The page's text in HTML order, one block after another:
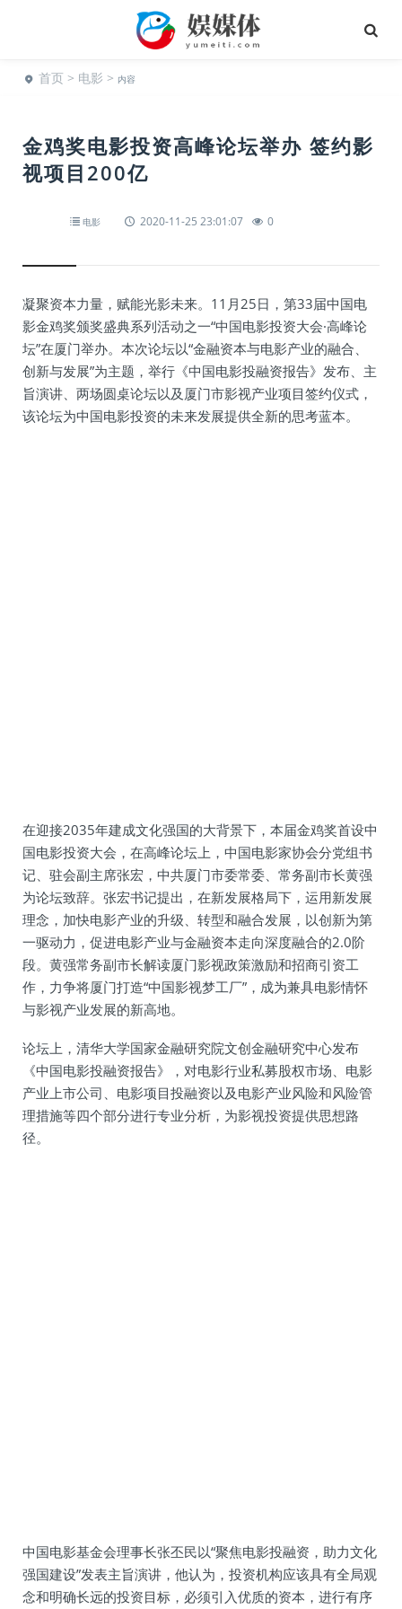
首页 > 电影 > 内容
金鸡奖电影投资高峰论坛举办 签约影
视项目200亿
电影 2020-11-25 23:01:07 0
凝聚资本力量，赋能光影未来。11月25日，第33届中国电
影金鸡奖颁奖盛典系列活动之一“中国电影投资大会·高峰论
坛”在厦门举办。本次论坛以“金融资本与电影产业的融合、
创新与发展”为主题，举行《中国电影投融资报告》发布、主
旨演讲、两场圆桌论坛以及厦门市影视产业项目签约仪式，
该论坛为中国电影投资的未来发展提供全新的思考蓝本。
在迎接2035年建成文化强国的大背景下，本届金鸡奖首设中
国电影投资大会，在高峰论坛上，中国电影家协会分党组书
记、驻会副主席张宏，中共厦门市委常委、常务副市长黄强
为论坛致辞。张宏书记提出，在新发展格局下，运用新发展
理念，加快电影产业的升级、转型和融合发展，以创新为第
一驱动力，促进电影产业与金融资本走向深度融合的2.0阶
段。黄强常务副市长解读厦门影视政策激励和招商引资工
作，力争将厦门打造“中国影视梦工厂”，成为兼具电影情怀
与影视产业发展的新高地。
论坛上，清华大学国家金融研究院文创金融研究中心发布
《中国电影投融资报告》，对电影行业私募股权市场、电影
产业上市公司、电影项目投融资以及电影产业风险和风险管
理措施等四个部分进行专业分析，为影视投资提供思想路
径。
中国电影基金会理事长张丕民以“聚焦电影投融资，助力文化
强国建设”发表主旨演讲，他认为，投资机构应该具有全局观
念和明确长远的投资目标，必须引入优质的资本，进行有序